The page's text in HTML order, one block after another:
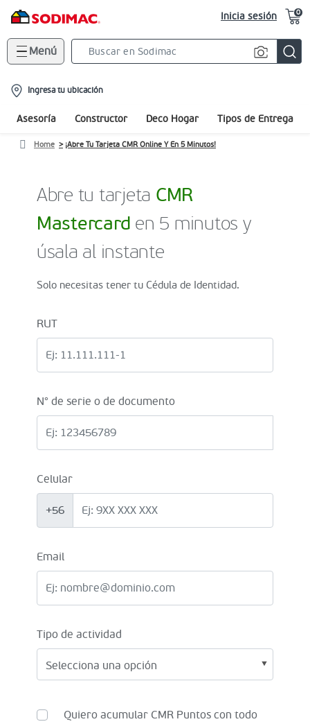
Inicia sesión 0
Menú
location-
icon
Ingresa tu ubicación
Asesoría Constructor Deco Hogar Tipos de Entrega
Home ¡Abre Tu Tarjeta CMR Online Y En 5 Minutos!
Abre tu tarjeta CMR
Mastercard en 5 minutos y
úsala al instante
Solo necesitas tener tu Cédula de Identidad.
RUT
N° de serie o de documento
Celular
+56
Email
Tipo de actividad
Quiero acumular CMR Puntos con todo